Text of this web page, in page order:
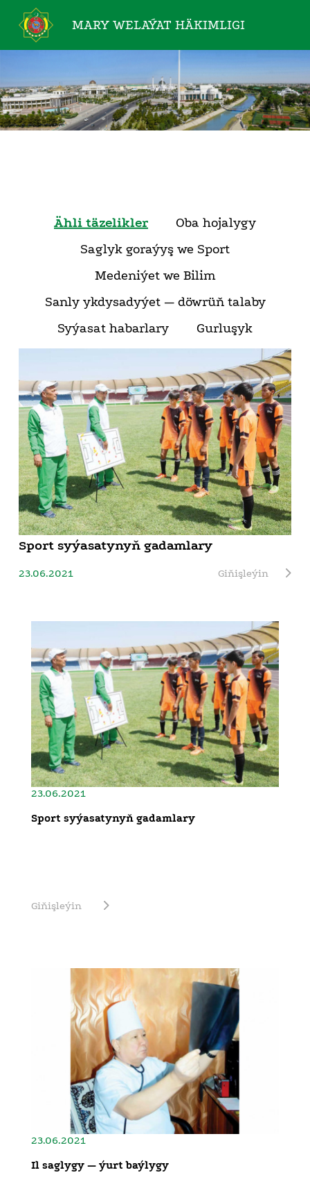
MARY WELAÝAT HÄKIMLIGI
Ähli täzelikler
Oba hojalygy
Saglyk goraýyş we Sport
Medeniýet we Bilim
Sanly ykdysadyýet — döwrüň talaby
Syýasat habarlary
Gurluşyk
Sport syýasatynyň gadamlary
23.06.2021 Giňişleýin
23.06.2021
Sport syýasatynyň gadamlary
Giňişleýin
23.06.2021
Il saglygy — ýurt baýlygy